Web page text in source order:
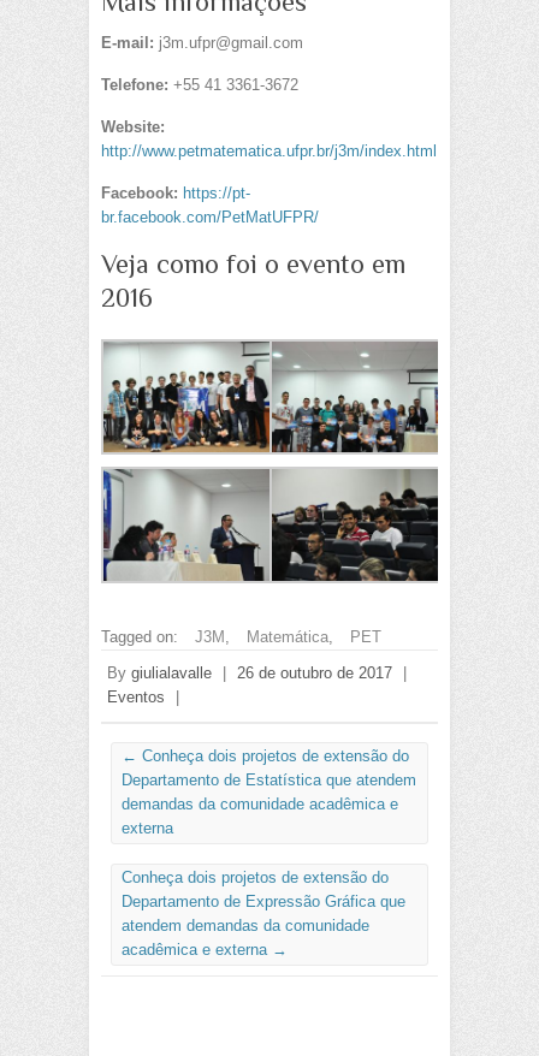
E-mail: j3m.ufpr@gmail.com
Telefone: +55 41 3361-3672
Website:
http://www.petmatematica.ufpr.br/j3m/index.html
Facebook: https://pt-
br.facebook.com/PetMatUFPR/
Veja como foi o evento em
2016
Tagged on: J3M , Matemática,
PET
By giulialavalle 26 de outubro de 2017
Eventos
← Conheça dois projetos de extensão do
Departamento de Estatística que atendem
demandas da comunidade acadêmica e
externa
Conheça dois projetos de extensão do
Departamento de Expressão Gráfica que
atendem demandas da comunidade
acadêmica e externa →